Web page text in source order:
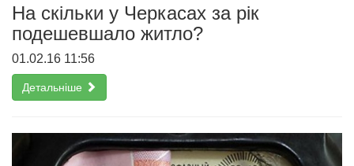
На скільки у Черкасах за рік
подешевшало житло?
01.02.16 11:56
Детальніше